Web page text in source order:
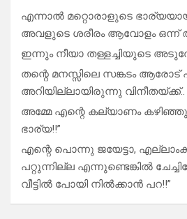
എന്നാൽ മറ്റൊരാളുടെ
അവളുടെ ശരീരം ആവോളം ഒന്ന്
ഇന്നും നീയാ തള്ളച്ചിയുടെ
തന്റെ മനസ്സിലെ സങ്കടം
അറിയില്ലായിരുന്നു വിനീതയ്ക്ക്..
അമ്മേ എന്റെ കല്യാണം
ഭാര്യ!!”
എന്റെ പൊന്നു ജയേട്ടാ,
പറ്റുന്നില്ല എന്നുണ്ടെങ്കിൽ
വീട്ടിൽ പോയി നിൽക്കാൻ പറ!!”